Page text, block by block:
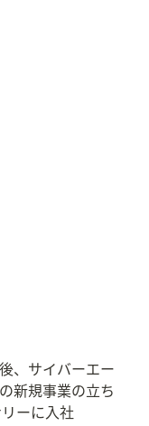
、サイバーエー
新規事業の立ち
ーに入社